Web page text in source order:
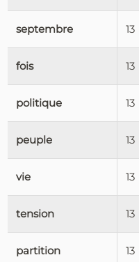
septembre 13
fois 13
politique 13
peuple 13
vie 13
tension 13
partition 13